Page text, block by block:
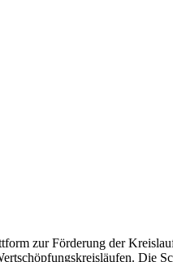
zur Förderung der
Die